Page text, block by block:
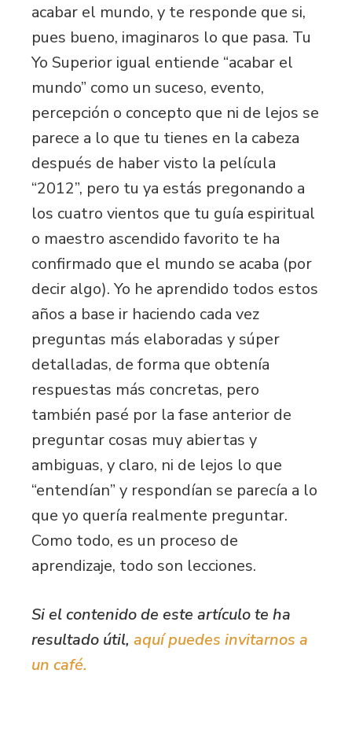
acabar el mundo, y te responde que si,
pues bueno, imaginaros lo que pasa. Tu
Yo Superior igual entiende “acabar el
mundo” como un suceso, evento,
percepción o concepto que ni de lejos se
parece a lo que tu tienes en la cabeza
después de haber visto la película
“2012”, pero tu ya estás pregonando a
los cuatro vientos que tu guía espiritual
o maestro ascendido favorito te ha
confirmado que el mundo se acaba (por
decir algo). Yo he aprendido todos estos
años a base ir haciendo cada vez
preguntas más elaboradas y súper
detalladas, de forma que obtenía
respuestas más concretas, pero
también pasé por la fase anterior de
preguntar cosas muy abiertas y
ambiguas, y claro, ni de lejos lo que
“entendían” y respondían se parecía a lo
que yo quería realmente preguntar.
Como todo, es un proceso de
aprendizaje, todo son lecciones.
Si el contenido de este artículo te ha
resultado útil, aquí puedes invitarnos a
un café.